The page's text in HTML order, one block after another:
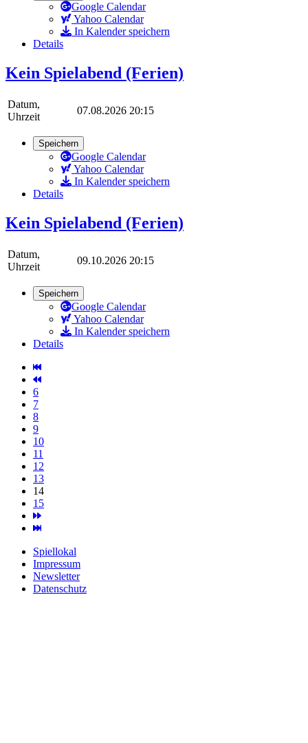
Google Calendar
Yahoo Calendar
In Kalender speichern
Details
Kein Spielabend (Ferien)
Datum,
Uhrzeit
07.08.2026 20:15
Speichern
Google Calendar
Yahoo Calendar
In Kalender speichern
Details
Kein Spielabend (Ferien)
Datum,
Uhrzeit
09.10.2026 20:15
Speichern
Google Calendar
Yahoo Calendar
In Kalender speichern
Details
6
7
8
9
10
11
12
13
14
15
Spiellokal
Impressum
Newsletter
Datenschutz